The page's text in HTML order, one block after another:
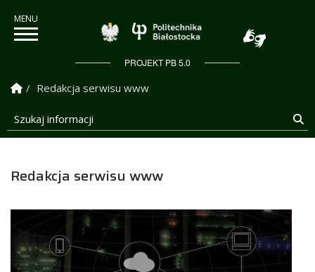
Politechnika
PROJEKT PB 5.0
Strona Główna
Redakcja serwisu www
Szukaj informacji
Redakcja serwisu www